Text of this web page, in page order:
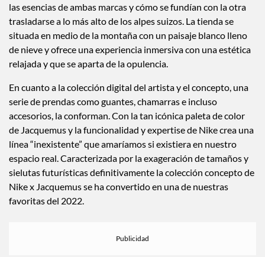
las esencias de ambas marcas y cómo se fundían con la otra
trasladarse a lo más alto de los alpes suizos. La tienda se
situada en medio de la montaña con un paisaje blanco lleno
de nieve y ofrece una experiencia inmersiva con una estética
relajada y que se aparta de la opulencia.
En cuanto a la colección digital del artista y el concepto, una
serie de prendas como guantes, chamarras e incluso
accesorios, la conforman. Con la tan icónica paleta de color
de Jacquemus y la funcionalidad y expertise de Nike crea una
línea “inexistente” que amaríamos si existiera en nuestro
espacio real. Caracterizada por la exageración de tamaños y
sielutas futurísticas definitivamente la colección concepto de
Nike x Jacquemus se ha convertido en una de nuestras
favoritas del 2022.